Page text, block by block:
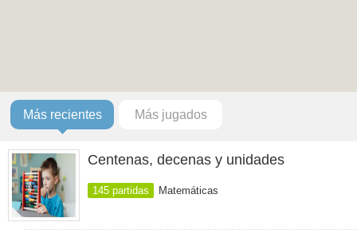
Más recientes Más jugados
Centenas, decenas y unidades
145 partidas Matemáticas